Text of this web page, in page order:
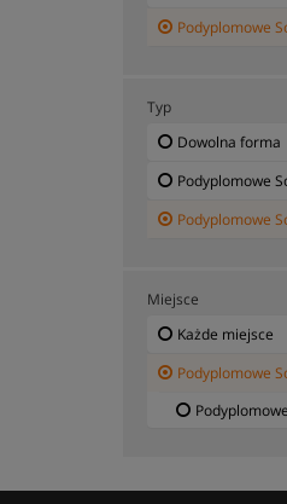
Podyplomowe
Typ
Dowolna forma
Podyplomowe
Podyplomowe
Miejsce
Każde miejsce
Podyplomowe